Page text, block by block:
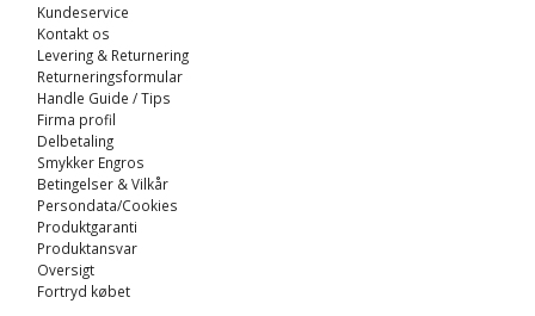
Kundeservice
Kontakt os
Levering & Returnering
Returneringsformular
Handle Guide / Tips
Firma profil
Delbetaling
Smykker Engros
Betingelser & Vilkår
Persondata/Cookies
Produktgaranti
Produktansvar
Oversigt
Fortryd købet